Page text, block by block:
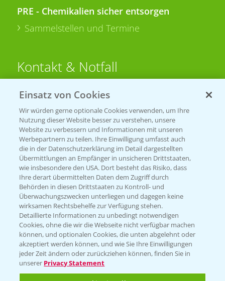
PRE - Chemikalien sicher entsorgen
Sammelstellen und Termine
Kontakt & Notfall
Beratung auf WhatsApp
T.+49 (0)174 346 564 1
KONTAKT
Hilfe in Notfällen
T.+49 (0)214/30-20220
Folgen Sie uns
Einsatz von Cookies
Wir würden gerne optionale Cookies verwenden, um Ihre
Nutzung dieser Website besser zu verstehen, unsere
Website zu verbessern und Informationen mit unseren
Werbepartnern zu teilen. Ihre Einwilligung umfasst auch
die in der Datenschutzerklärung im Detail dargestellten
Übermittlungen an Empfänger in unsicheren Drittstaaten,
wie insbesondere den USA. Dort besteht das Risiko, dass
Ihre derart übermittelten Daten dem Zugriff durch
Behörden in diesen Drittstaaten zu Kontroll- und
Überwachungszwecken unterliegen und dagegen keine
wirksamen Rechtsbehelfe zur Verfügung stehen.
Detaillierte Informationen zu unbedingt notwendigen
Cookies, ohne die wir die Webseite nicht verfügbar machen
können, und optionalen Cookies, die unten abgelehnt oder
akzeptiert werden können, und wie Sie Ihre Einwilligungen
jeder Zeit ändern oder zurückziehen können, finden Sie in
unserer Privacy Statement